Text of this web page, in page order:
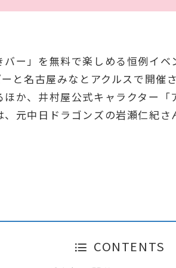
ー」を無料で楽しめる恒例イ
と名古屋みなとアクルスで開催
か、井村屋公式キャラクター
元中日ドラゴンズの岩瀬仁紀
CONTENTS